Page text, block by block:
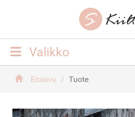
Toggle
navigation
Valikko
ETUSIVU
Etusivu Tuote